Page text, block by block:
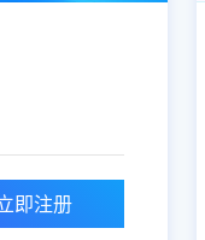
即注册